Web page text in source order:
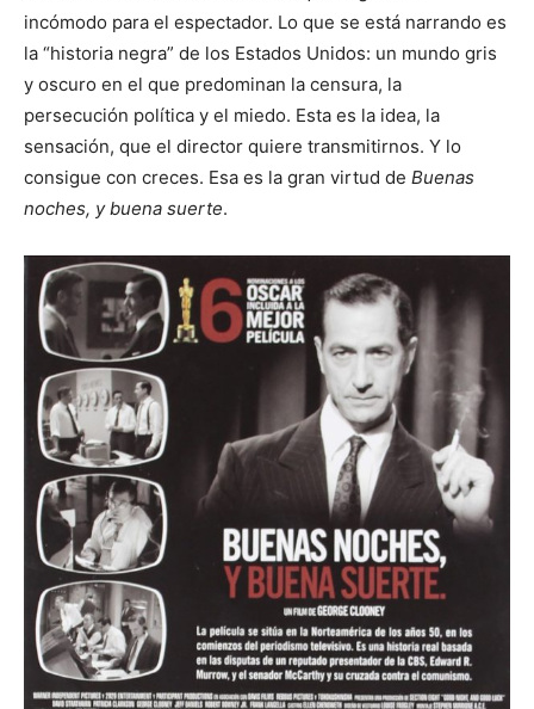
incómodo para el espectador. Lo que se está narrando es
la “historia negra” de los Estados Unidos: un mundo gris
y oscuro en el que predominan la censura, la
persecución política y el miedo. Esta es la idea, la
sensación, que el director quiere transmitirnos. Y lo
consigue con creces. Esa es la gran virtud de Buenas
noches, y buena suerte.